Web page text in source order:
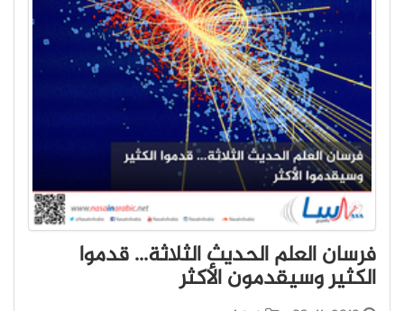
فرسان العلم الحديث الثلاثة... قدموا
الكثير وسيقدمون الأكثر